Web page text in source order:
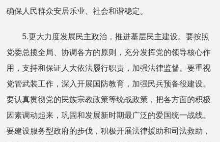
确保人民群众安居乐业、社会和谐稳定。
5.更大力度发展民主政治，推进基层民主建设。要按照
党委总揽全局、协调各方的原则，充分发挥党的领导核心作
用，支持和保证人大依法履行职责，加强法律监督。要重视
党管武装工作，深入开展国防教育，加强民兵预备役建设。
要认真贯彻党的民族宗教政策等统战政策，把各方面的积极
因素调动起来，巩固和发展新时期最广泛的爱国统一战线。
要建设服务型政府的步伐，积极开展法律援助和司法救助，